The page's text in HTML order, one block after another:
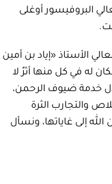
البروفيسور أوغلى
الأستاذ «إياد بن أمين
له في كل منها أثرٌ لا
خدمة ضيوف الرحمن،
والتجارب الثرة
إلى غاياتها، ونسأل